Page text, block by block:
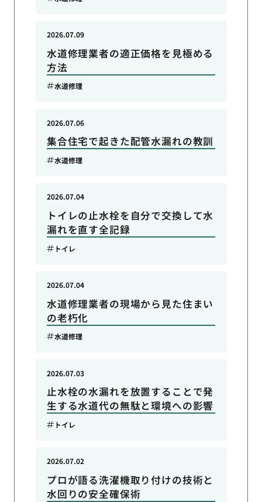
水道修理業者の適正価格を見極める
方法
2026.07.09
水道修理
集合住宅で起きた配管水漏れの教訓
2026.07.06
水道修理
トイレの止水栓を自分で交換して水
漏れを直す全記録
2026.07.04
トイレ
水道修理業者の現場から見た住まい
の老朽化
2026.07.04
水道修理
止水栓の水漏れを放置することで発
生する水道代の無駄と環境への影響
2026.07.03
トイレ
プロが語る洗濯機取り付けの技術と
水回りの安全確保術
2026.07.02